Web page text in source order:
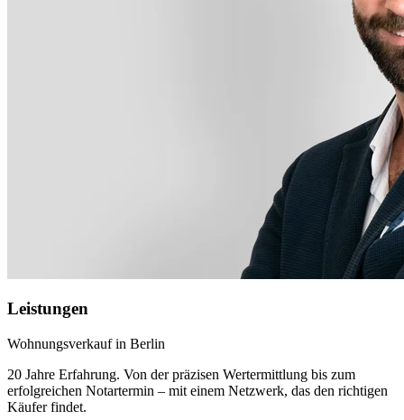
Leistungen
Wohnungsverkauf in Berlin
20 Jahre Erfahrung. Von der präzisen Wertermittlung bis zum
erfolgreichen Notartermin – mit einem Netzwerk, das den richtigen
Käufer findet.